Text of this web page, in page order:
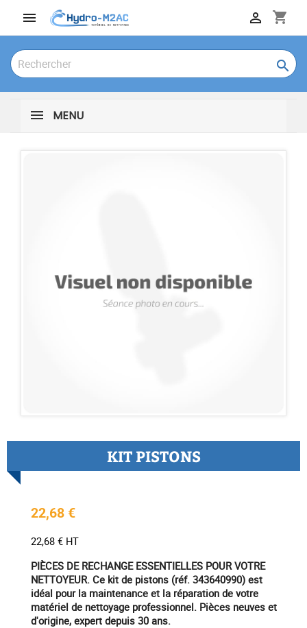
 shopping_cart


MENU
KIT PISTONS
22,68 €
22,68 € HT
PIÈCES DE RECHANGE ESSENTIELLES POUR VOTRE
NETTOYEUR. Ce kit de pistons (réf. 343640990) est
idéal pour la maintenance et la réparation de votre
matériel de nettoyage professionnel. Pièces neuves et
d'origine, expert depuis 30 ans.